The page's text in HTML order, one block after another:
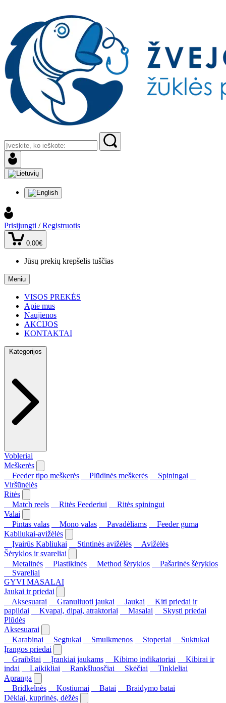
Prisijungti / Registruotis
0.00€
Jūsų prekių krepšelis tuščias
Meniu
VISOS PREKĖS
Apie mus
Naujienos
AKCIJOS
KONTAKTAI
Kategorijos
Vobleriai
Meškerės
Feeder tipo meškerės
Plūdinės meškerės
Spiningai
Viršūnėlės
Ritės
Match reels
Ritės Feederiui
Ritės spiningui
Valai
Pintas valas
Mono valas Pavadėliams
Feeder guma
Kabliukai-avižėlės
Įvairūs Kabliukai
Stintinės avižėlės
Avižėlės
Šėryklos ir svareliai
Metalinės
Plastikinės Method šėryklos
Pašarinės šėryklos
Svareliai
GYVI MASALAI
Jaukai ir priedai
Aksesuarai
Granuliuoti jaukai Jaukai
Kiti priedai ir
papildai
Kvapai, dipai, atraktoriai Masalai
Skysti priedai
Plūdės
Aksesuarai
Karabinai
Segtukai Smulkmenos Stoperiai
Suktukai
Įrangos priedai
Graibštai
Įrankiai jaukams Kibimo indikatoriai
Kibirai ir
indai
Laikikliai Rankšluosčiai Skėčiai
Tinkleliai
Apranga
Bridkelnės
Kostiumai Batai
Braidymo batai
Dėklai, kuprinės, dėžės